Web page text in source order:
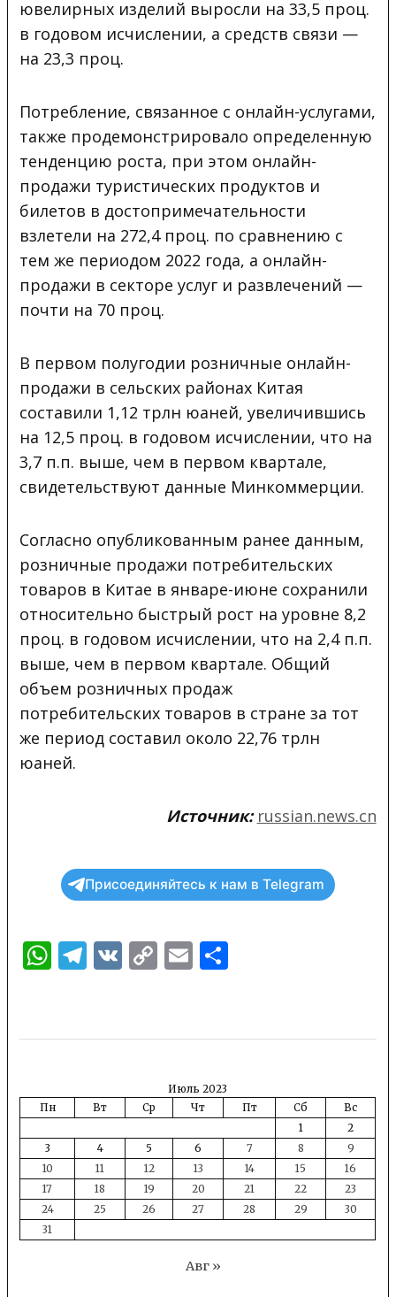
ювелирных изделий выросли на 33,5 проц.
в годовом исчислении, а средств связи —
на 23,3 проц.
Потребление, связанное с онлайн-услугами,
также продемонстрировало определенную
тенденцию роста, при этом онлайн-
продажи туристических продуктов и
билетов в достопримечательности
взлетели на 272,4 проц. по сравнению с
тем же периодом 2022 года, а онлайн-
продажи в секторе услуг и развлечений —
почти на 70 проц.
В первом полугодии розничные онлайн-
продажи в сельских районах Китая
составили 1,12 трлн юаней, увеличившись
на 12,5 проц. в годовом исчислении, что на
3,7 п.п. выше, чем в первом квартале,
свидетельствуют данные Минкоммерции.
Согласно опубликованным ранее данным,
розничные продажи потребительских
товаров в Китае в январе-июне сохранили
относительно быстрый рост на уровне 8,2
проц. в годовом исчислении, что на 2,4 п.п.
выше, чем в первом квартале. Общий
объем розничных продаж
потребительских товаров в стране за тот
же период составил около 22,76 трлн
юаней.
Источник: russian.news.cn
Присоединяйтесь к нам в Telegram
WhatsApp
Telegram
VKCopyEmail
Июль 2023
Пн
Вт Ср Чт Пт Сб
Вс
1
2
3
4 5 6 7 8
9
10
11 12 13 14 15
16
17
18 19 20 21 22
23
24
25 26 27 28 29
30
31
Авг »